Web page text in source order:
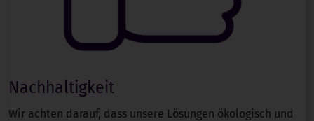
Nachhaltigkeit
Wir achten darauf, dass unsere Lösungen ökologisch und